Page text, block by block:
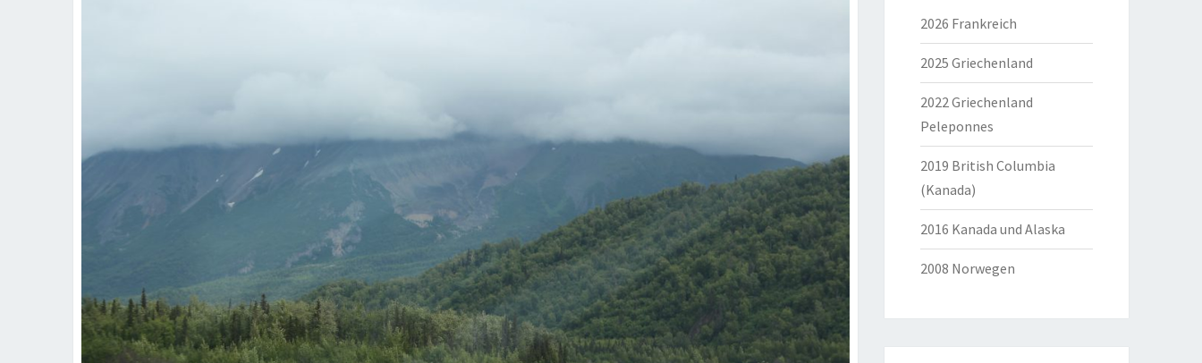
2026 Frankreich
2025 Griechenland
2022 Griechenland
Peleponnes
2019 British Columbia
(Kanada)
2016 Kanada und Alaska
2008 Norwegen